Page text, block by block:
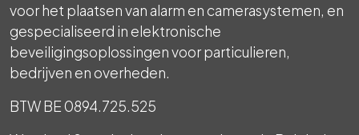
voor het plaatsen van alarm en camerasystemen, en
gespecialiseerd in elektronische
beveiligingsoplossingen voor particulieren,
bedrijven en overheden.
BTW BE 0894.725.525